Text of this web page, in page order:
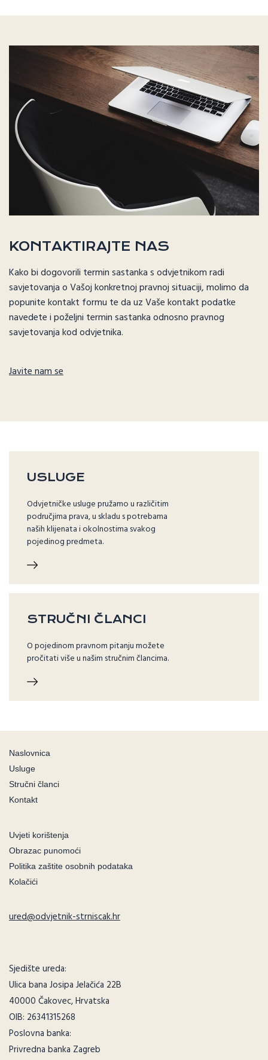
KONTAKTIRAJTE NAS
Kako bi dogovorili termin sastanka s odvjetnikom radi
savjetovanja o Vašoj konkretnoj pravnoj situaciji, molimo da
popunite kontakt formu te da uz Vaše kontakt podatke
navedete i poželjni termin sastanka odnosno pravnog
savjetovanja kod odvjetnika.
Javite nam se
USLUGE
Odvjetničke usluge pružamo u različitim
područjima prava, u skladu s potrebama
naših klijenata i okolnostima svakog
pojedinog predmeta.
STRUČNI ČLANCI
O pojedinom pravnom pitanju možete
pročitati više u našim stručnim člancima.
Naslovnica
Usluge
Stručni članci
Kontakt
Uvjeti korištenja
Obrazac punomoći
Politika zaštite osobnih podataka
Kolačići
ured@odvjetnik-strniscak.hr
Sjedište ureda:
Ulica bana Josipa Jelačića 22B
40000 Čakovec, Hrvatska
OIB: 26341315268
Poslovna banka:
Privredna banka Zagreb